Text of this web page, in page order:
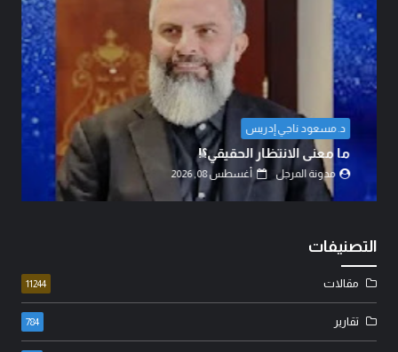
د. مسعود ناجي إدريس
ما معنى الانتظار الحقيقي؟!
مدونة المرجل أغسطس 08, 2026
التصنيفات
مقالات 11244
تقارير 784